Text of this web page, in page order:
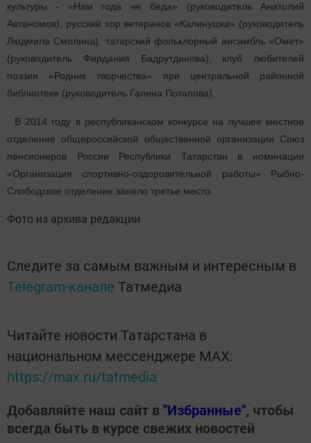
культуры - «Нам года не беда» (руководитель Анатолий
Автаномов), русский хор ветеранов «Калинушка» (руководитель
Людмила Смолина), татарский фольклорный ансамбль «Омет»
(руководитель Фирдания Бадрутдинова), клуб любителей
поэзии «Родник творчества» при центральной районной
библиотеке (руководитель Галина Потапова).
В 2014 году в республиканском конкурсе на лучшее местное
отделение общероссийской общественной организации Союз
пенсионеров России Республики Татарстан в номинации
«Организация спортивно-оздоровительной работы» Рыбно-
Слободское отделение заняло третье место.
Фото из архива редакции
Следите за самым важным и интересным в
Telegram-канале Татмедиа
Читайте новости Татарстана в
национальном мессенджере MАХ:
https://max.ru/tatmedia
Добавляйте наш сайт в"Избранные", чтобы
всегда быть в курсе свежих новостей